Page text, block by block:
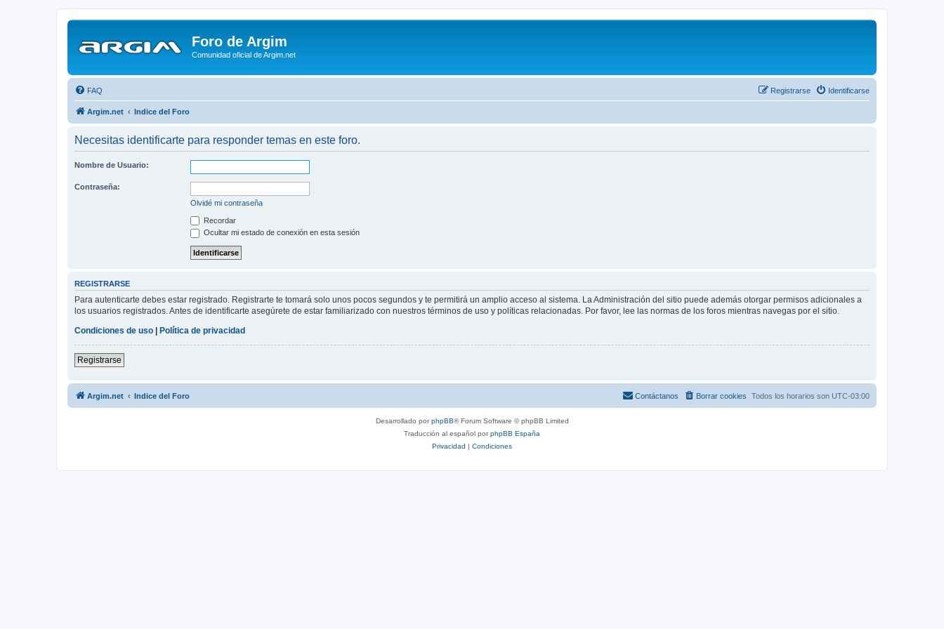
Foro de Argim
Comunidad oficial de Argim.net
FAQ Identificarse
Registrarse
Argim.net Indice del Foro
Necesitas identificarte para responder temas en este foro.
Nombre de Usuario:
Contraseña:
Olvidé mi contraseña
Recordar
Ocultar mi estado de conexión en esta sesión
REGISTRARSE
Para autenticarte debes estar registrado. Registrarte te tomará solo unos pocos segundos y te permitirá un amplio acceso al sistema. La Administración del sitio puede además otorgar permisos adicionales a
los usuarios registrados. Antes de identificarte asegúrete de estar familiarizado con nuestros términos de uso y políticas relacionadas. Por favor, lee las normas de los foros mientras navegas por el sitio.
Condiciones de uso
Política de privacidad
Registrarse
Argim.net Indice del Foro Todos los horarios son UTC-03:00
Borrar cookies
Contáctanos
Desarrollado porphpBB® Forum Software © phpBB Limited
Traducción al español porphpBB España
Privacidad | Condiciones